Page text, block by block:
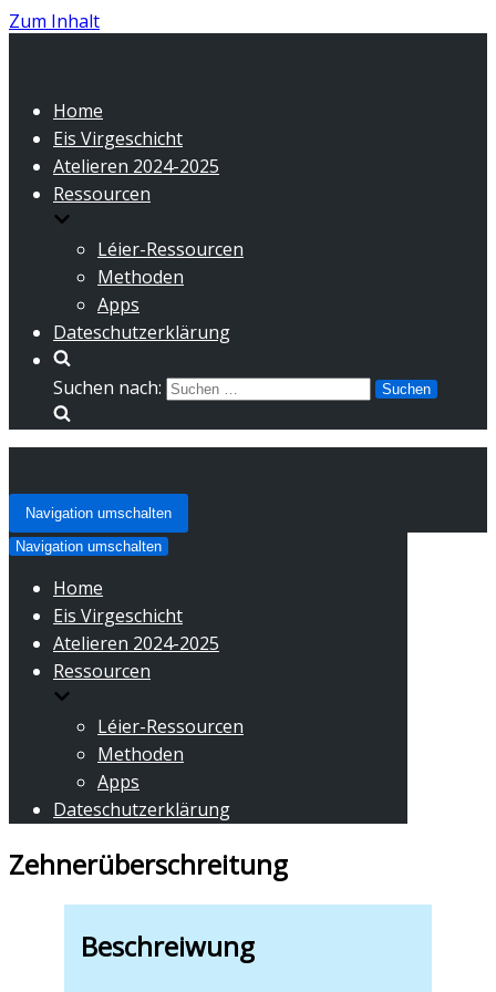
Zum Inhalt
Home
Eis Virgeschicht
Atelieren 2024-2025
Ressourcen
Léier-Ressourcen
Methoden
Apps
Dateschutzerklärung
Suchen nach:
Navigation umschalten
Navigation umschalten
Home
Eis Virgeschicht
Atelieren 2024-2025
Ressourcen
Léier-Ressourcen
Methoden
Apps
Dateschutzerklärung
Zehnerüberschreitung
Beschreiwung